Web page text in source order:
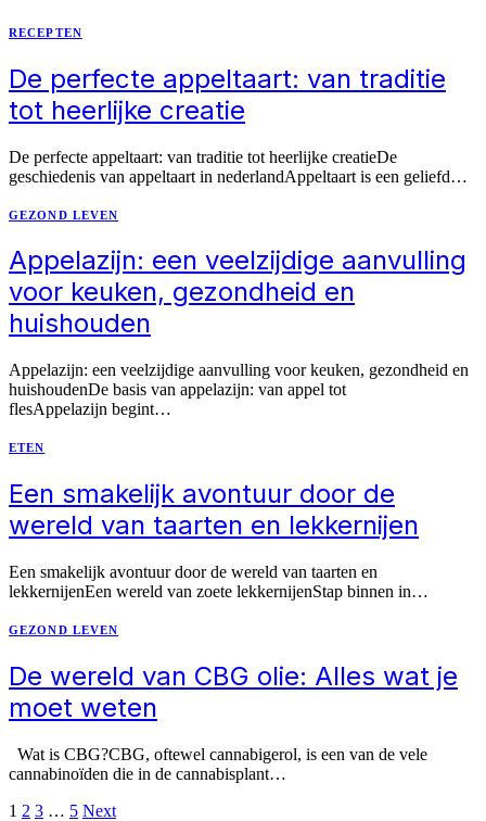
RECEPTEN
De perfecte appeltaart: van traditie
tot heerlijke creatie
De perfecte appeltaart: van traditie tot heerlijke creatieDe
geschiedenis van appeltaart in nederlandAppeltaart is een geliefd…
GEZOND LEVEN
Appelazijn: een veelzijdige aanvulling
voor keuken, gezondheid en
huishouden
Appelazijn: een veelzijdige aanvulling voor keuken, gezondheid en
huishoudenDe basis van appelazijn: van appel tot
flesAppelazijn begint…
ETEN
Een smakelijk avontuur door de
wereld van taarten en lekkernijen
Een smakelijk avontuur door de wereld van taarten en
lekkernijenEen wereld van zoete lekkernijenStap binnen in…
GEZOND LEVEN
De wereld van CBG olie: Alles wat je
moet weten
Wat is CBG?CBG, oftewel cannabigerol, is een van de vele
cannabinoïden die in de cannabisplant…
1 2 3 … 5 Next